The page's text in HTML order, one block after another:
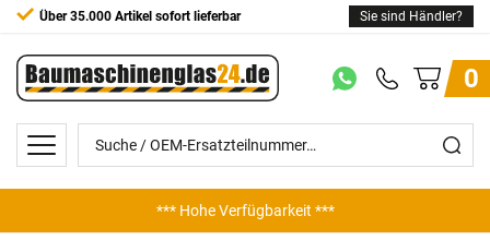
Über 35.000 Artikel sofort lieferbar Sie sind Händler?
0
*** Hohe Verfügbarkeit ***